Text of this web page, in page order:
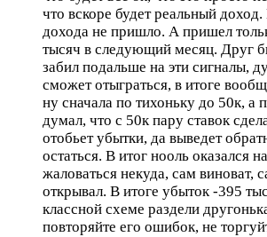
что вскоре будет реальный
дохода не пришло. А пришел
тысяч в следующий месяц. Друг
забил подальше на эти сигналы,
сможет отыграться, в итоге
ну сначала по тихоньку до 50к, а
думал, что с 50к пару ставок
отобьет убытки, да выведет
остаться. В итог нооль оказался
жаловаться некуда, сам виноват,
открывал. В итоге убыток -395
классной схеме раздели
повторяйте его ошибок, не